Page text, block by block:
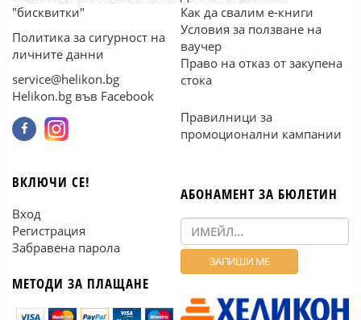
"бисквитки"
Политика за сигурност на
личните данни
service@helikon.bg
Helikon.bg във Facebook
Как да свалим е-книги
Условия за ползване на
ваучер
Право на отказ от закупена
стока
Правилници за
промоционални кампании
ВКЛЮЧИ СЕ!
Вход
Регистрация
Забравена парола
МЕТОДИ ЗА ПЛАЩАНЕ
АБОНАМЕНТ ЗА БЮЛЕТИН